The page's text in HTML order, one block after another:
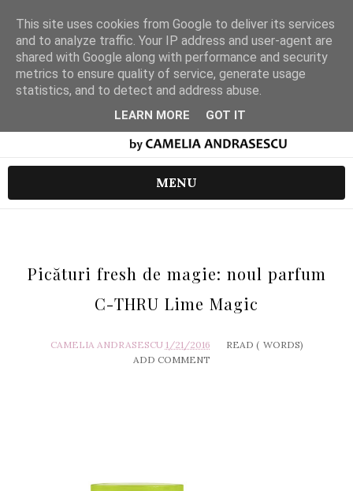
MENU
Picături fresh de magie: noul parfum
C-THRU Lime Magic
CAMELIA ANDRASESCU 1/21/2016 READ ( WORDS)
ADD COMMENT
This site uses cookies from Google to deliver its services
and to analyze traffic. Your IP address and user-agent are
shared with Google along with performance and security
metrics to ensure quality of service, generate usage
statistics, and to detect and address abuse.
LEARN MORE GOT IT